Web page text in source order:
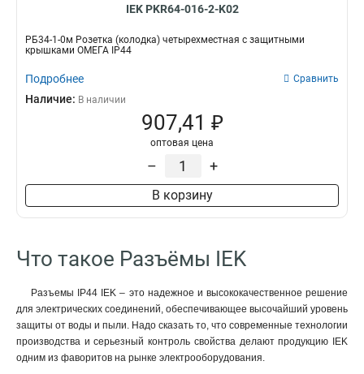
IEK PKR64-016-2-K02
РБ34-1-0м Розетка (колодка) четырехместная с защитными
крышками ОМЕГА IP44
Подробнее Сравнить
Наличие: В наличии
907,41 ₽
оптовая цена
– +
В корзину
Что такое Разъёмы IEK
Разъемы IP44 IEK – это надежное и высококачественное решение
для электрических соединений, обеспечивающее высочайший уровень
защиты от воды и пыли. Надо сказать то, что современные технологии
производства и серьезный контроль свойства делают продукцию IEK
одним из фаворитов на рынке электрооборудования.